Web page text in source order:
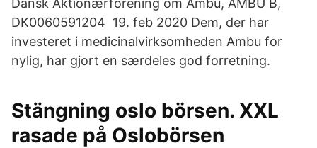
Dansk Aktionærforening om Ambu, AMBU B,
DK0060591204 19. feb 2020 Dem, der har
investeret i medicinalvirksomheden Ambu for
nylig, har gjort en særdeles god forretning.
Stängning oslo börsen. XXL
rasade på Oslobörsen